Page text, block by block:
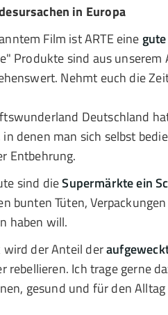
in Europa
Film ist ARTE eine
Produkte sind aus
Nehmt euch die
Deutschland
in denen man sich selbst
Entbehrung.
sind dieSupermärkte ein
bunten Tüten,
haben will.
wird der Anteil der
rebellieren. Ich trage gerne
gesund und für den